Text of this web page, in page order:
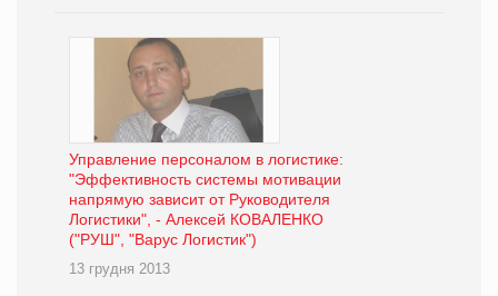
Управление персоналом в логистике:
"Эффективность системы мотивации
напрямую зависит от Руководителя
Логистики", - Алексей КОВАЛЕНКО
("РУШ", "Варус Логистик")
13 грудня 2013